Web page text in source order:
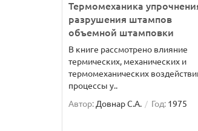
Термомеханика
разрушения штампов
объемной штамповки
В книге рассмотрено влияние
термических, механических и
термомеханических
процессы у..
Автор: Довнар С.А. Год: 1975